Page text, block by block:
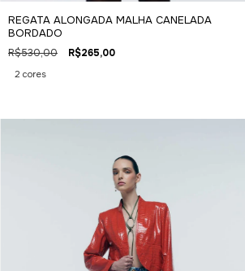
REGATA ALONGADA MALHA CANELADA
BORDADO
R$530,00 R$265,00
2 cores